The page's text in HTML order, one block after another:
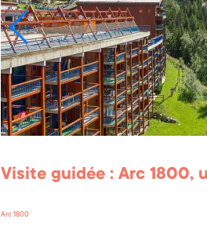
Visite guidée : Arc 1800,
Arc 1800